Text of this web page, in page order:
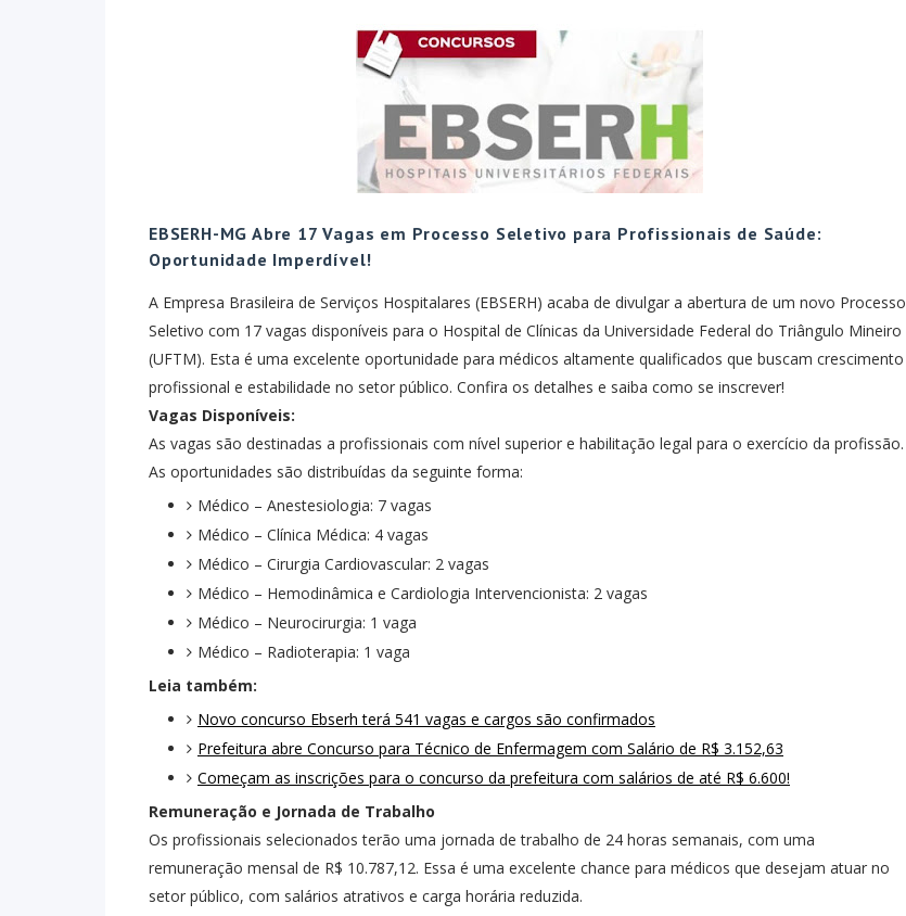
EBSERH-MG Abre 17 Vagas em Processo Seletivo para Profissionais de Saúde:
Oportunidade Imperdível!
A Empresa Brasileira de Serviços Hospitalares (EBSERH) acaba de divulgar a abertura de um novo Processo
Seletivo com 17 vagas disponíveis para o Hospital de Clínicas da Universidade Federal do Triângulo Mineiro
(UFTM). Esta é uma excelente oportunidade para médicos altamente qualificados que buscam crescimento
profissional e estabilidade no setor público. Confira os detalhes e saiba como se inscrever!
Vagas Disponíveis:
As vagas são destinadas a profissionais com nível superior e habilitação legal para o exercício da profissão.
As oportunidades são distribuídas da seguinte forma:
Médico – Anestesiologia: 7 vagas
Médico – Clínica Médica: 4 vagas
Médico – Cirurgia Cardiovascular: 2 vagas
Médico – Hemodinâmica e Cardiologia Intervencionista: 2 vagas
Médico – Neurocirurgia: 1 vaga
Médico – Radioterapia: 1 vaga
Leia também:
Novo concurso Ebserh terá 541 vagas e cargos são confirmados
Prefeitura abre Concurso para Técnico de Enfermagem com Salário de R$ 3.152,63
Começam as inscrições para o concurso da prefeitura com salários de até R$ 6.600!
Remuneração e Jornada de Trabalho
Os profissionais selecionados terão uma jornada de trabalho de 24 horas semanais, com uma
remuneração mensal de R$ 10.787,12. Essa é uma excelente chance para médicos que desejam atuar no
setor público, com salários atrativos e carga horária reduzida.